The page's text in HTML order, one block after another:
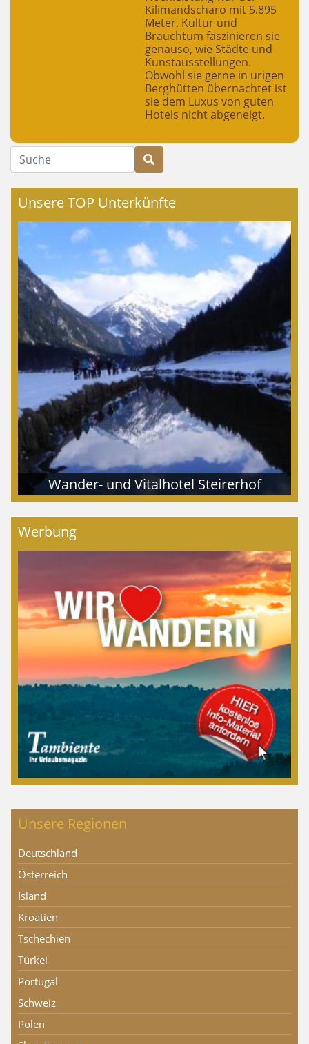
Kilimandscharo mit 5.895
Meter. Kultur und
Brauchtum faszinieren sie
genauso, wie Städte und
Kunstausstellungen.
Obwohl sie gerne in urigen
Berghütten übernachtet ist
sie dem Luxus von guten
Hotels nicht abgeneigt.
Suche
Unsere TOP Unterkünfte
Wander- und Vitalhotel Steirerhof
Werbung
Unsere Regionen
Deutschland
Österreich
Island
Kroatien
Tschechien
Türkei
Portugal
Schweiz
Polen